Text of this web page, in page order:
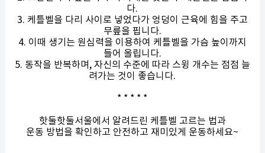
다.
3. 케틀벨을 다리 사이로 넣었다가 엉덩이 근육에 힘을 주고
무릎을 핍니다.
4. 이때 생기는 원심력을 이용하여 케틀벨을 가슴 높이까지
들어 올립니다.
5. 동작을 반복하며, 자신의 수준에 따라 스윙 개수는 점점 늘
려가는 것이 좋습니다.
* * * * *
핫둘핫둘서울에서 알려드린 케틀벨 고르는 법과
운동 방법을 확인하고 안전하고 재미있게 운동하세요~